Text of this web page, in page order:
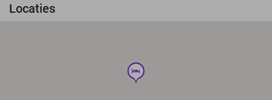
Locaties
hotel